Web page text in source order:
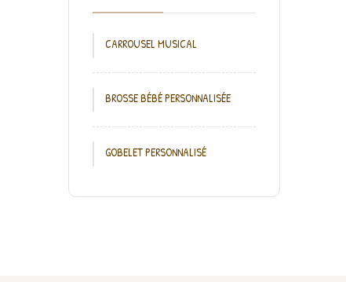
CARROUSEL MUSICAL
BROSSE BÉBÉ PERSONNALISÉE
GOBELET PERSONNALISÉ